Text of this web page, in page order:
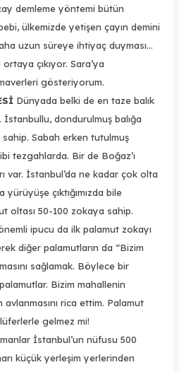
demleme yöntemi bütün
ülkemizde yetişen çayın demini
uzun süreye ihtiyaç duyması...
çıkıyor. Sara’ya
gösteriyorum.
Dünyada belki de en taze balık
dondurulmuş balığa
sahip. Sabah erken tutulmuş
tezgahlarda. Bir de Boğaz’ı
var. İstanbul’da ne kadar çok olta
yürüyüşe çıktığımızda bile
oltası 50-100 zokaya sahip.
ipucu da ilk palamut zokayı
diğer palamutların da “Bizim
sağlamak. Böylece bir
Bizim mahallenin
avlanmasını rica ettim. Palamut
gelmez mi!
İstanbul’un nüfusu 500
küçük yerleşim yerlerinden